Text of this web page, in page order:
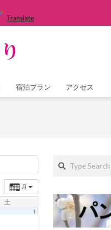
Translate
宿泊プラン アクセス
月
土
1
Search